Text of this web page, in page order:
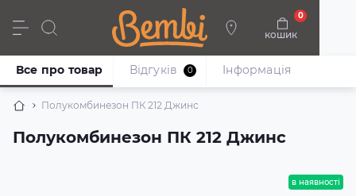
кошик
0
Дівчата Хлопці Немовлята Взуття
Полукомбинезон ПК 212 Джинс
Полукомбинезон ПК 212 Джинс
Все про товар Відгуків 0 Iнформація
в наявності